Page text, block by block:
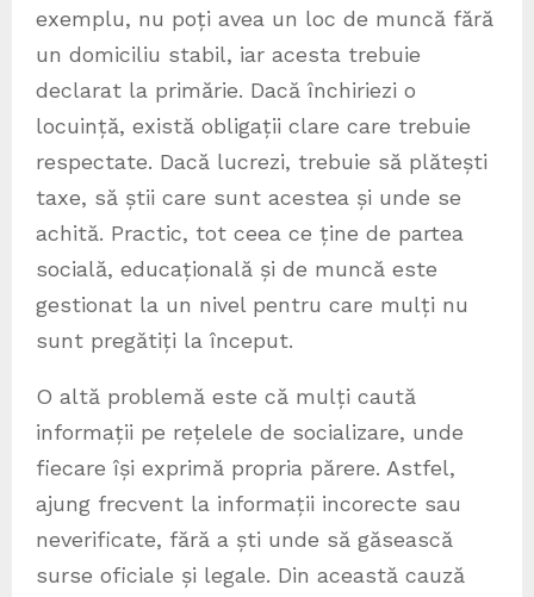
exemplu, nu poți avea un loc de muncă fără
un domiciliu stabil, iar acesta trebuie
declarat la primărie. Dacă închiriezi o
locuință, există obligații clare care trebuie
respectate. Dacă lucrezi, trebuie să plătești
taxe, să știi care sunt acestea și unde se
achită. Practic, tot ceea ce ține de partea
socială, educațională și de muncă este
gestionat la un nivel pentru care mulți nu
sunt pregătiți la început.
O altă problemă este că mulți caută
informații pe rețelele de socializare, unde
fiecare își exprimă propria părere. Astfel,
ajung frecvent la informații incorecte sau
neverificate, fără a ști unde să găsească
surse oficiale și legale. Din această cauză